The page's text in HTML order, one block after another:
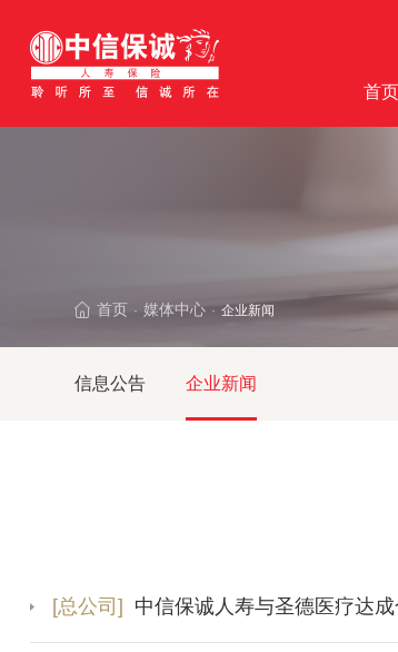
首页
首页 · 媒体中心 · 企业新闻
信息公告 企业新闻
[总公司] 中信保诚人寿与圣德医疗达